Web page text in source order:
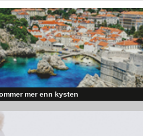
mer enn kysten
mange sitter igjen med.